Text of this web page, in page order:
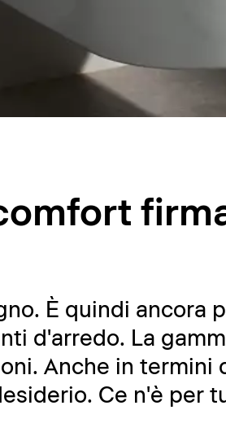
È quindi ancora
d'arredo. La
Anche in termini
Ce n'è per